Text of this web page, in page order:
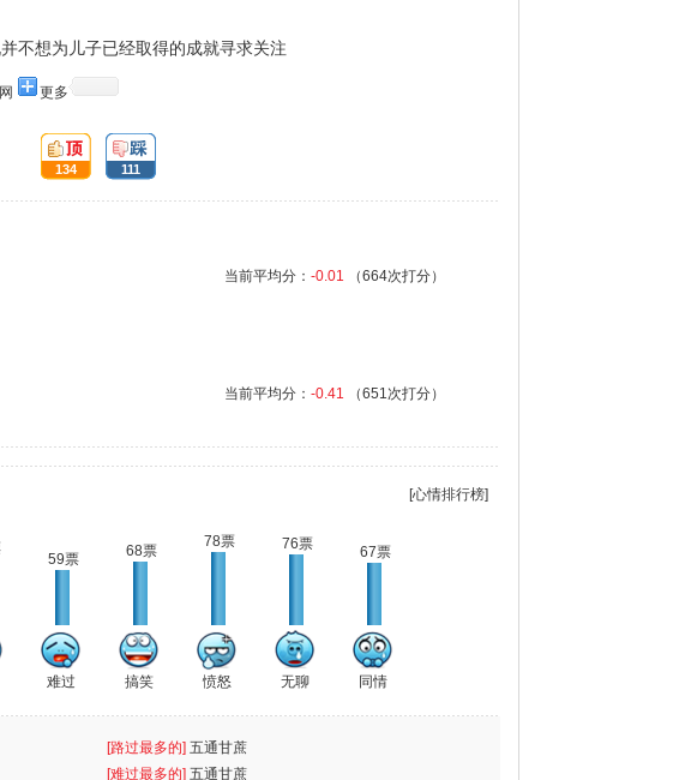
不想为儿子已经取得的成就寻求关注
更多
顶:
134
踩:
111
当前平均分： -0.01 （664次打分）
当前平均分： -0.41 （651次打分）
[心情排行榜]
59票
难过
68票
搞笑
78票
愤怒
76票
无聊
67票
同情
[路过最多的] 五通甘蔗
[难过最多的] 五通甘蔗